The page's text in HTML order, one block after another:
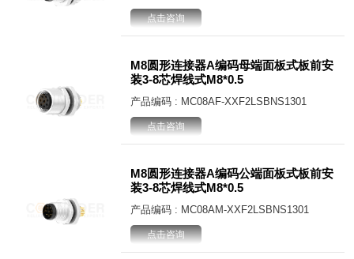
点击咨询
M8圆形连接器A编码母端面板式板前安
装3-8芯焊线式M8*0.5
产品编码 : MC08AF-XXF2LSBNS1301
点击咨询
M8圆形连接器A编码公端面板式板前安
装3-8芯焊线式M8*0.5
产品编码 : MC08AM-XXF2LSBNS1301
点击咨询